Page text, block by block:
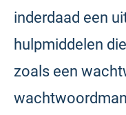
inderdaad een
hulpmiddelen
zoals een